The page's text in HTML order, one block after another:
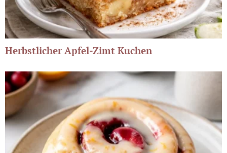
Herbstlicher Apfel-Zimt Kuchen